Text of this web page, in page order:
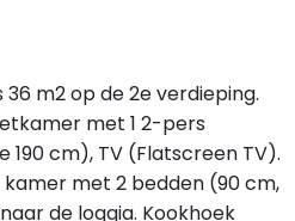
m2 op de 2e verdieping.
met 1 2-pers
190 cm), TV (Flatscreen TV).
kamer met 2 bedden (90 cm,
de loggia. Kookhoek